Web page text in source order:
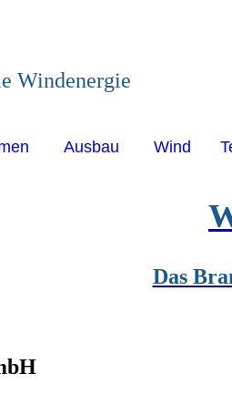
Windenergie
Ausbau Wind
Das